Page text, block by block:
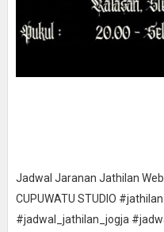
Jadwal Jaranan Jathilan
CUPUWATU STUDIO
#jadwal_jathilan_jogja